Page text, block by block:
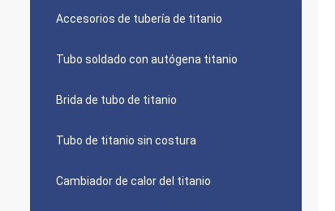
Accesorios de tubería de titanio
Tubo soldado con autógena titanio
Brida de tubo de titanio
Tubo de titanio sin costura
Cambiador de calor del titanio